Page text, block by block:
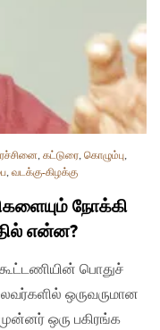
, கட்டுரை, கொழும்பு,
, வடக்கு-கிழக்கு
நோக்கி
என்ன?
கூட்டணியின் பொதுச்
ஒருவருமான
ஒரு பகிரங்க